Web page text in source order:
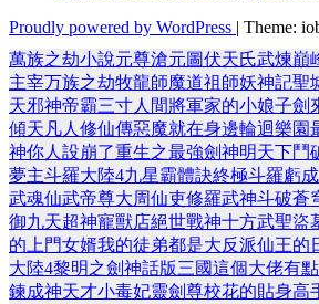
Proudly powered by WordPress | Theme:
萬族之劫小說元尊滄元圖伏天氏武煉巔
主宰万族之劫牧龍師魔道祖師妖神記聖
天邪神帝霸三寸人間將軍家的小娘子劍
傾天 凡人修仙傳惡魔就在身邊輪迴樂園
神你人設崩了重生之最強劍神明天下鬥
夢主斗羅大陸4九星霸體訣終極斗羅虧
武魂仙武帝尊大周仙吏修羅武神斗破蒼
御九天超神寵獸店絕世戰神十方武聖盜
的上門女婿我的徒弟都是大反派仙王的
大陸4黎明之劍神話版三國這個大佬有
鍊成神天才小毒妃靈劍尊校花的貼身高